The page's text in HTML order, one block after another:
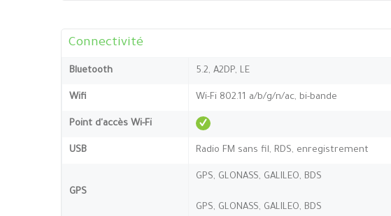
Connectivité
Bluetooth 5.2, A2DP, LE
Wifi Wi-Fi 802.11 a/b/g/n/ac, bi-bande
Point d'accès Wi-Fi
USB Radio FM sans fil, RDS, enregistrement
GPS
GPS, GLONASS, GALILEO, BDS
GPS, GLONASS, GALILEO, BDS